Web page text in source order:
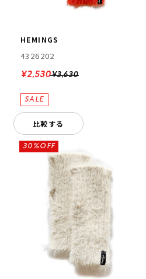
HEMINGS
4326202
¥3,630
¥2,530
比較する
30%OFF